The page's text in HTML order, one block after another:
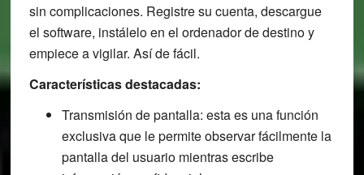
sin complicaciones. Registre su cuenta, descargue
el software, instálelo en el ordenador de destino y
empiece a vigilar. Así de fácil.
Características destacadas:
Transmisión de pantalla: esta es una función
exclusiva que le permite observar fácilmente la
pantalla del usuario mientras escribe